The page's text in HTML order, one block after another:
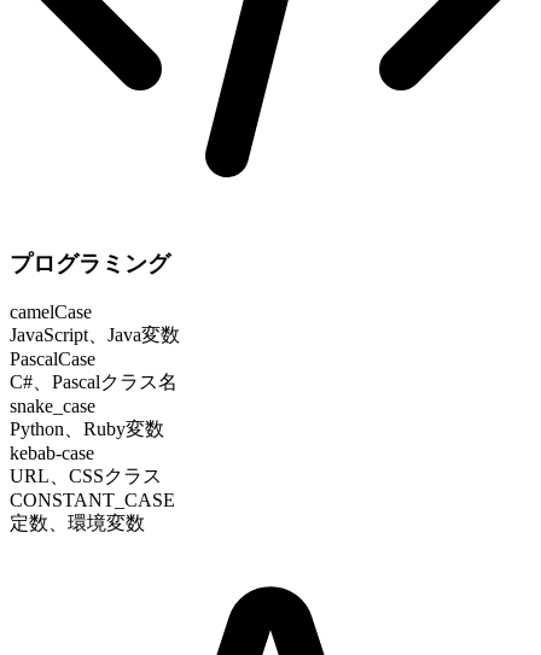
プログラミング
camelCase
JavaScript、Java変数
PascalCase
C#、Pascalクラス名
snake_case
Python、Ruby変数
kebab-case
URL、CSSクラス
CONSTANT_CASE
定数、環境変数